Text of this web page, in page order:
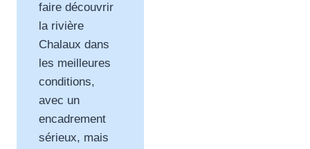
faire découvrir
la rivière
Chalaux dans
les meilleures
conditions,
avec un
encadrement
sérieux, mais